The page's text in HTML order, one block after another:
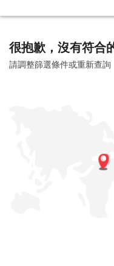
很抱歉，沒有符合
請調整篩選條件或重新查詢